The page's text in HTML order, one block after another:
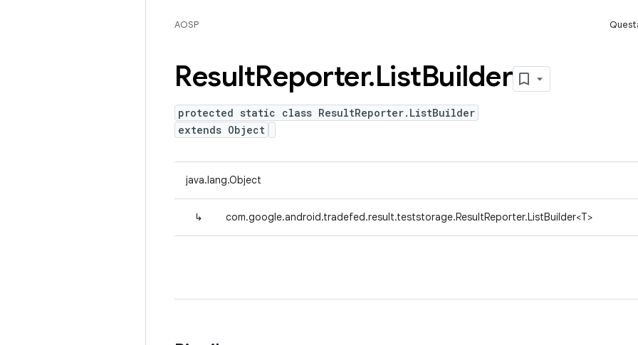
AOSP
ResultReporter.ListBuilder
protected static class ResultReporter.ListBuilder
extends Object
java.lang.Object
↳ com.google.android.tradefed.result.teststorage.ResultReporter.ListBuilder<T>